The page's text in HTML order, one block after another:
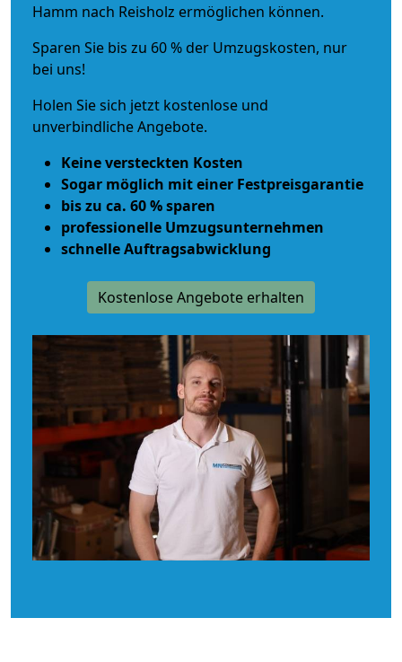
Hamm nach Reisholz ermöglichen können.
Sparen Sie bis zu 60 % der Umzugskosten, nur
bei uns!
Holen Sie sich jetzt kostenlose und
unverbindliche Angebote.
Keine versteckten Kosten
Sogar möglich mit einer Festpreisgarantie
bis zu ca. 60 % sparen
professionelle Umzugsunternehmen
schnelle Auftragsabwicklung
Kostenlose Angebote erhalten